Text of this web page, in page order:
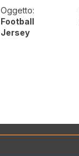
Oggetto:
Football
Jersey